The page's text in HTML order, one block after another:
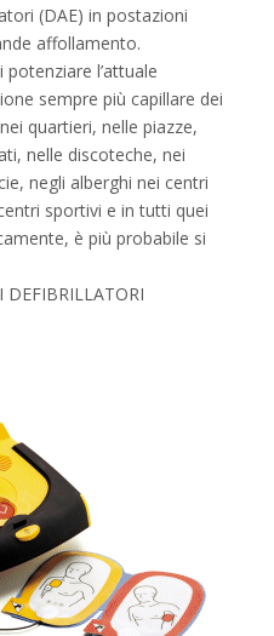
(DAE) in postazioni
affollamento.
l’attuale
sempre più capillare dei
quartieri, nelle piazze,
nelle discoteche, nei
negli alberghi nei centri
sportivi e in tutti quei
è più probabile si
DEFIBRILLATORI